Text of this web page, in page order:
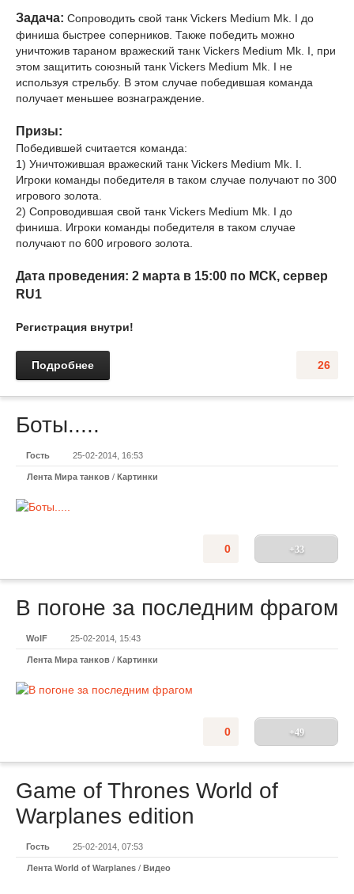
Задача: Сопроводить свой танк Vickers Medium Mk. I до
финиша быстрее соперников. Также победить можно
уничтожив тараном вражеский танк Vickers Medium Mk. I, при
этом защитить союзный танк Vickers Medium Mk. I не
используя стрельбу. В этом случае победившая команда
получает меньшее вознаграждение.
Призы:
Победившей считается команда:
1) Уничтожившая вражеский танк Vickers Medium Mk. I.
Игроки команды победителя в таком случае получают по 300
игрового золота.
2) Сопроводившая свой танк Vickers Medium Mk. I до
финиша. Игроки команды победителя в таком случае
получают по 600 игрового золота.
Дата проведения: 2 марта в 15:00 по МСК, сервер
RU1
Регистрация внутри!
26
Подробнее
Боты.....
Гость 25-02-2014, 16:53
Лента Мира танков / Картинки
+33
0
В погоне за последним фрагом
WolF 25-02-2014, 15:43
Лента Мира танков / Картинки
+49
0
Game of Thrones World of
Warplanes edition
Гость 25-02-2014, 07:53
Лента World of Warplanes / Видео